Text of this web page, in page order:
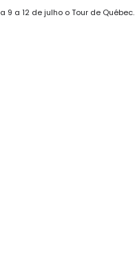
a 12 de julho o Tour de Québec.